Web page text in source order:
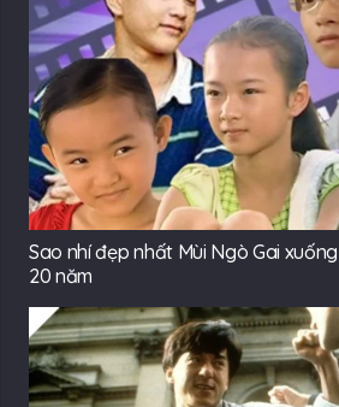
Sao nhí đẹp nhất Mùi Ngò Gai
20 năm